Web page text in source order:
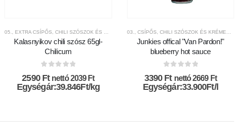
CHILI SZÓSZOK ÉS KRÉMEK ,CHILI TERMÉKEK CHILIVILÁG ,CSÍPŐSSÉGI-SKÁLA, MÁRKÁK
,CHILI TERMÉKEK,CHILIMÁNIA,CSÍPŐSSÉGI-SKÁLA, MÁRKÁK
05., EXTRA CSÍPŐS,CHILI SZÓSZOK ÉS KRÉMEK ,CHILI TERMÉKEK, CHILICUM, CSÍPŐSSÉGI-
Kalasnyikov chili szósz 65gl-
Chilicum
2590 Ft nettó2039 Ft
Egységár:39.846Ft/kg
03., CSÍPŐS, CHILI SZÓSZOK ÉS KRÉMEK ,
Junkies offical "Van Pardon!"
blueberry hot sauce
3390 Ft nettó2669 Ft
Egységár:33.900Ft/l